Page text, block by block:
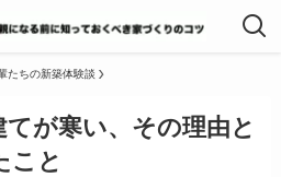
たちの新築体験談
が寒い、その理由と
こと